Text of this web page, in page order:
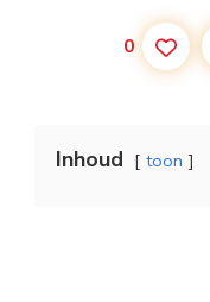
0
Inhoud toon